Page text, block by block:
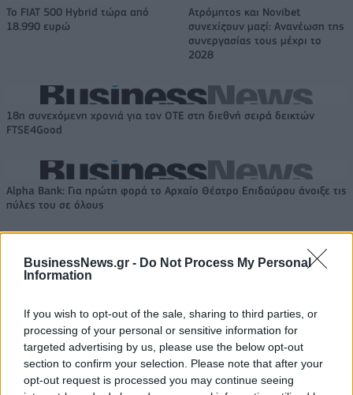
BusinessNews.gr - Do Not Process My Personal
Information
If you wish to opt-out of the sale, sharing to third parties, or
processing of your personal or sensitive information for
targeted advertising by us, please use the below opt-out
section to confirm your selection. Please note that after your
opt-out request is processed you may continue seeing
Το FIAT 500 Hybrid τώρα από
18.990 ευρώ
Ατρόμητος και Novibet
συνεχίζουν μαζί: Ανανέωση της
συνεργασίας τους μέχρι το
2028
18η συνεχόμενη χρονιά για τον ΟΤΕ στη διεθνή σειρά δεικτών
FTSE4Good
Alpha Bank: Για πρώτη φορά το Αρχαίο Θέατρο Επιδαύρου άνοιξε τις
πύλες του σε όλους